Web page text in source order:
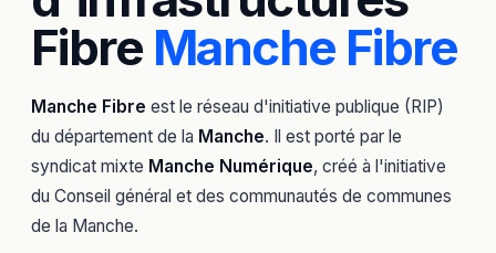
Fibre Manche Fibre
Manche Fibre est le réseau d'initiative publique (RIP)
du département de la Manche. Il est porté par le
syndicat mixte Manche Numérique, créé à l'initiative
du Conseil général et des communautés de communes
de la Manche.